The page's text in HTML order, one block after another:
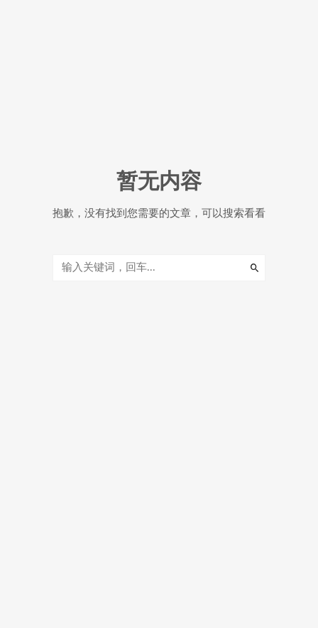
暂无内容
抱歉，没有找到您需要的文章，可以搜索看看